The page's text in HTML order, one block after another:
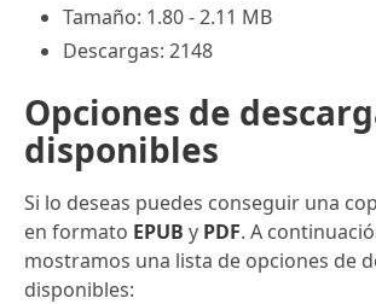
Tamaño: 1.80 - 2.11 MB
Descargas: 2148
Opciones de
disponibles
Si lo deseas puedes conseguir una
en formato EPUB y PDF. A
mostramos una lista de opciones de
disponibles: